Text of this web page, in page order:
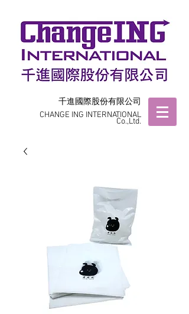
千進國際股份有限公司
CHANGE ING INTERNATIONAL
Co.,Ltd.